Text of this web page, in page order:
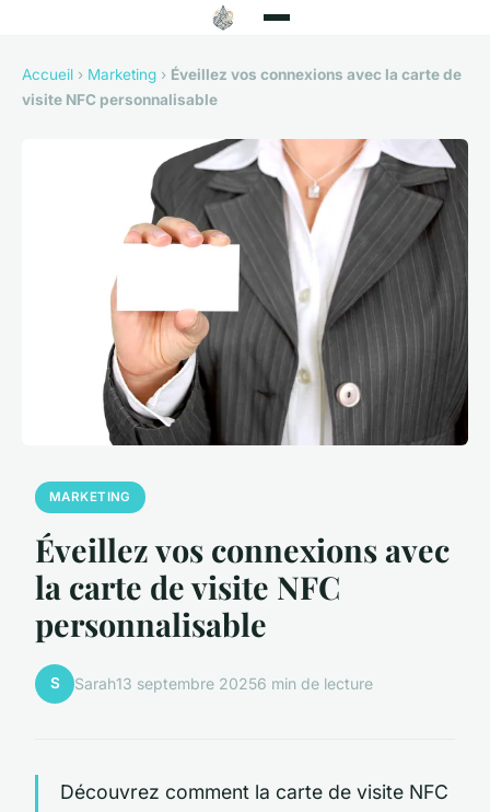
Accueil › Marketing › Éveillez vos connexions avec la carte de
visite NFC personnalisable
MARKETING
Éveillez vos connexions avec
la carte de visite NFC
personnalisable
S Sarah13 septembre 20256 min de lecture
Découvrez comment la carte de visite NFC